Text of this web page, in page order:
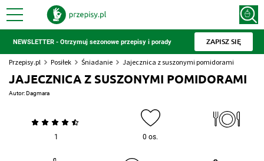
NEWSLETTER - Otrzymuj sezonowe przepisy i porady ZAPISZ SIĘ
Przepisy.pl Posiłek Śniadanie Jajecznica z suszonymi pomidorami
JAJECZNICA Z SUSZONYMI POMIDORAMI
Autor:Dagmara
1 0 os.